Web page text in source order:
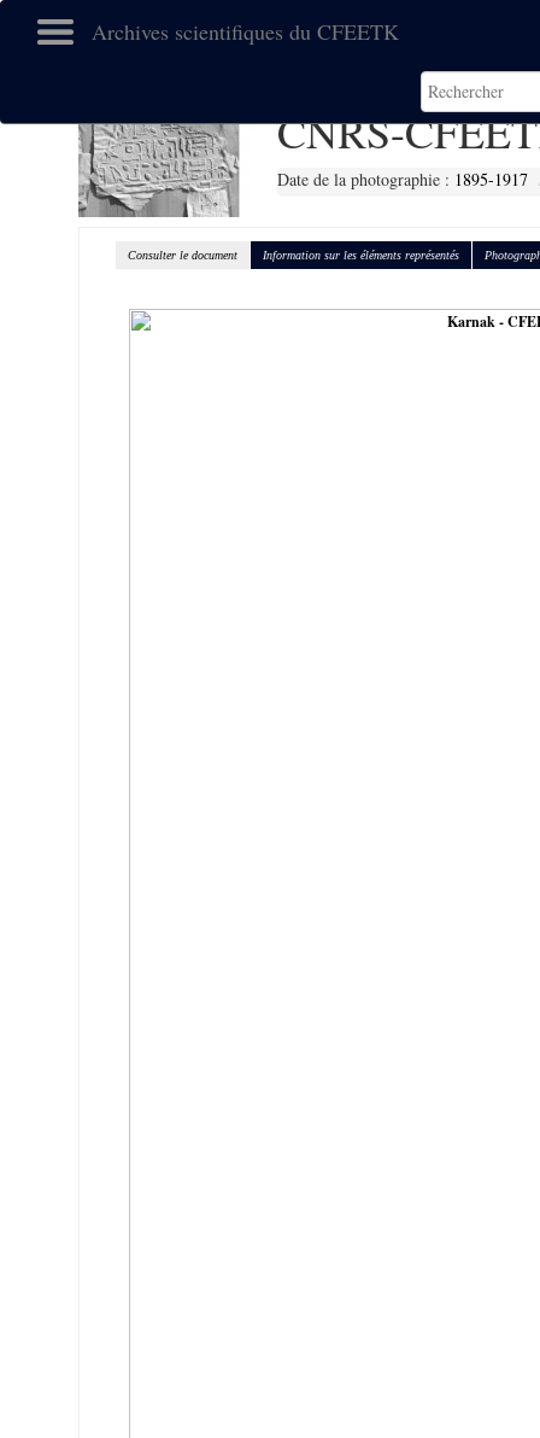
Archives scientifiques du CFEETK
CNRS-
Date de la photographie : 1895-1917
Consulter le document Information sur les éléments représentés